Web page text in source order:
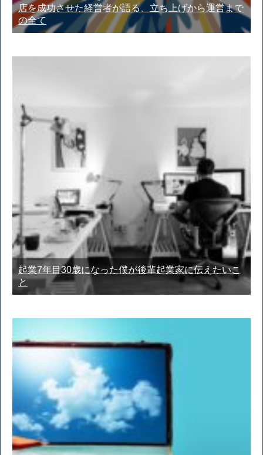
店を成功させた経営者が語る、立ち上げから運営まで
の全て
起業7年目30歳になった僕が後輩起業家に伝えたいこ
と